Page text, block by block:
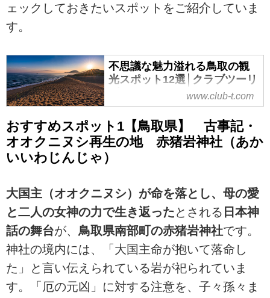
ェックしておきたいスポットをご紹介していま
す。
不思議な魅力溢れる鳥取の観
光スポット12選│クラブツーリ
思議な魅力溢れる鳥取の観光スポ
ット12選では、 鳥取砂丘、砂の美
怪神社、金持神社、白壁土蔵群 な
ど、旅に出る前に見ておきたいお
役立ち情報が満載！
www.club-t.com
おすすめスポット1【鳥取県】 古事記・
オオクニヌシ再生の地 赤猪岩神社（あか
いいわじんじゃ）
大国主（オオクニヌシ）が命を落とし、母の愛
と二人の女神の力で生き返ったとされる 日本神
話の舞台が、 鳥取県南部町の赤猪岩神社です。
神社の境内には、「大国主命が抱いて落命し
た」と言い伝えられている岩が祀られていま
す。「厄の元凶」に対する注意を、子々孫々ま